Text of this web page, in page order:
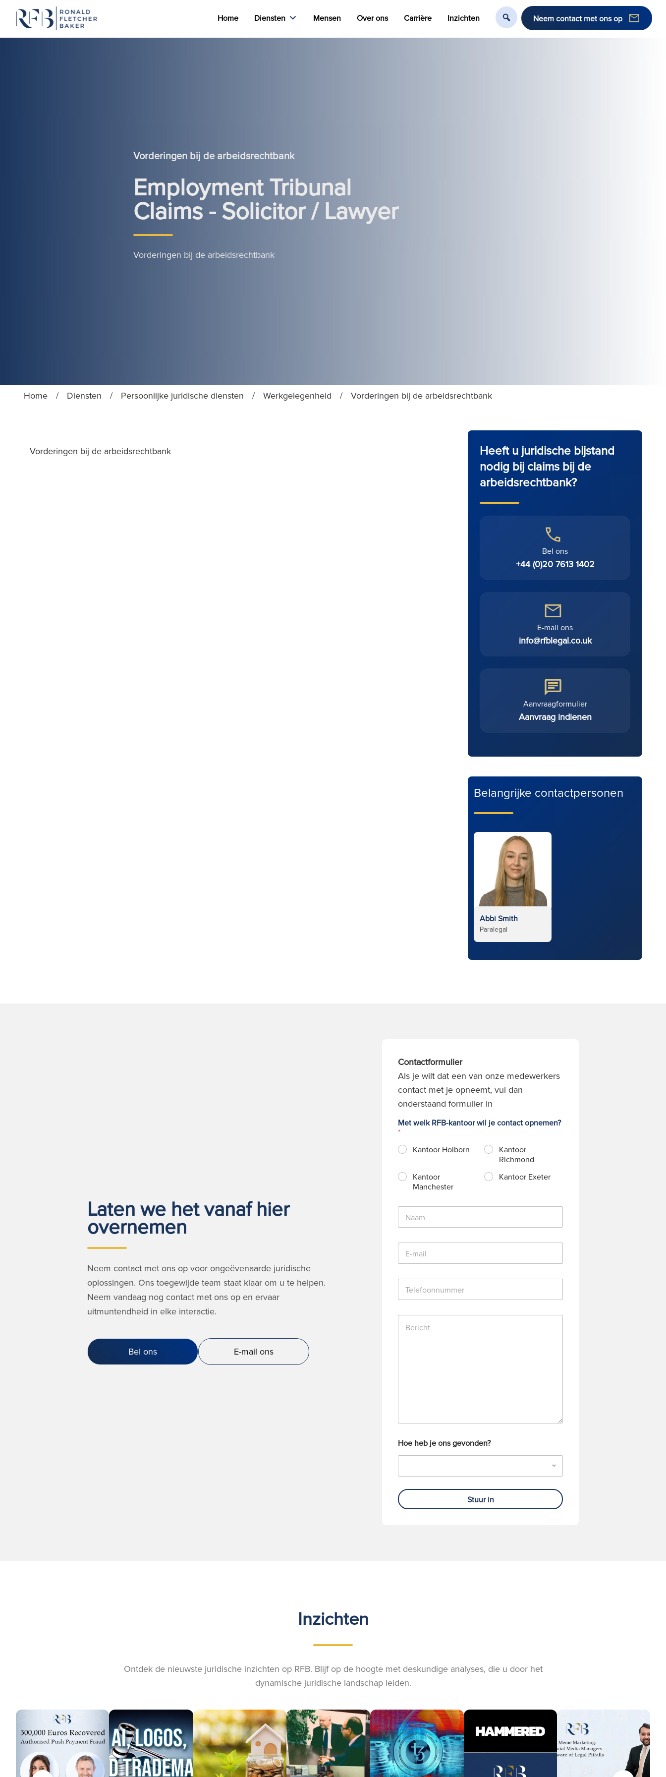
Home Diensten Mensen Over ons Carrière Inzichten Neem contact met ons op
Vorderingen bij de arbeidsrechtbank
Employment Tribunal
Claims - Solicitor / Lawyer
Vorderingen bij de arbeidsrechtbank
Home / Diensten / Persoonlijke juridische diensten / Werkgelegenheid / Vorderingen bij de arbeidsrechtbank
Vorderingen bij de arbeidsrechtbank
Heeft u juridische bijstand
nodig bij claims bij de
arbeidsrechtbank?
Bel ons
+44 (0)20 7613 1402
E-mail ons
info@rfblegal.co.uk
Aanvraagformulier
Aanvraag indienen
Belangrijke contactpersonen
Abbi Smith
Paralegal
Laten we het vanaf hier
overnemen
Neem contact met ons op voor ongeëvenaarde juridische
oplossingen. Ons toegewijde team staat klaar om u te helpen.
Neem vandaag nog contact met ons op en ervaar
uitmuntendheid in elke interactie.
Bel ons E-mail ons
Contactformulier
Als je wilt dat een van onze medewerkers
contact met je opneemt, vul dan
onderstaand formulier in
Met welk RFB-kantoor wil je contact opnemen?
*
Kantoor Holborn
Kantoor
Richmond
Kantoor
Manchester
Kantoor Exeter
N
a
E
m
*
T
l
B
Hoe heb je ons gevonden?
Stuur in
Inzichten
Ontdek de nieuwste juridische inzichten op RFB. Blijf op de hoogte met deskundige analyses, die u door het
dynamische juridische landschap leiden.